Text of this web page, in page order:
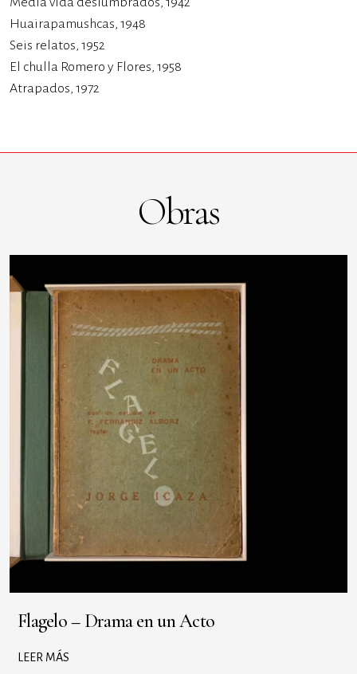
Huairapamushcas, 1948
Seis relatos, 1952
El chulla Romero y Flores, 1958
Atrapados, 1972
Obras
Flagelo – Drama en un Acto
LEER MÁS